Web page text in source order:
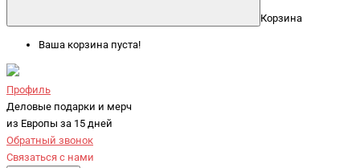
Корзина
Ваша корзина пуста!
Профиль
Деловые подарки и мерч
из Европы за 15 дней
Обратный звонок
Связаться с нами